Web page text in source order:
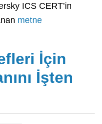
ICS CERT’in
metne
İçin
İşten